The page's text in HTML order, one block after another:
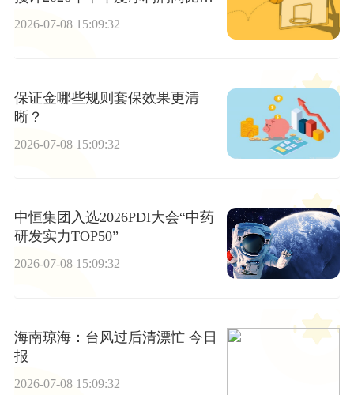
长50.60%到80.39%
2026-07-08 15:09:32
保证金哪些规则套保效果更清
晰？
2026-07-08 15:09:32
中恒集团入选2026PDI大会“中药
研发实力TOP50”
2026-07-08 15:09:32
海南琼海：台风过后清漂忙 今日
报
2026-07-08 15:09:32